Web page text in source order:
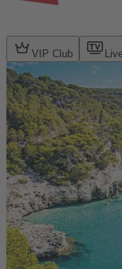
VIP Club